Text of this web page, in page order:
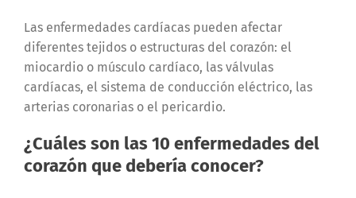
Las enfermedades cardíacas pueden afectar
diferentes tejidos o estructuras del corazón: el
miocardio o músculo cardíaco, las válvulas
cardíacas, el sistema de conducción eléctrico, las
arterias coronarias o el pericardio.
¿Cuáles son las 10 enfermedades del
corazón que debería conocer?